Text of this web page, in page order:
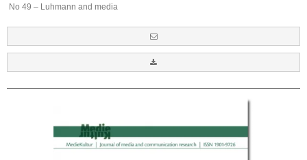
No 49 – Luhmann and media